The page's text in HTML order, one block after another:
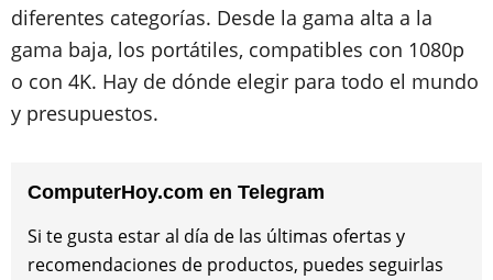
diferentes categorías. Desde la gama alta a la
gama baja, los portátiles, compatibles con 1080p
o con 4K. Hay de dónde elegir para todo el mundo
y presupuestos.
ComputerHoy.com en Telegram
Si te gusta estar al día de las últimas ofertas y
recomendaciones de productos, puedes seguirlas